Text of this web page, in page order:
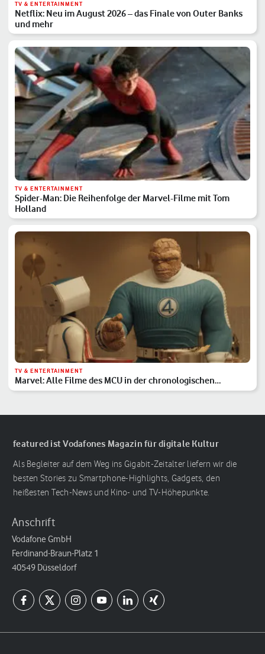
TV & ENTERTAINMENT
Netflix: Neu im August 2026 – das Finale von Outer Banks
und mehr
TV & ENTERTAINMENT
Spider-Man: Die Reihenfolge der Marvel-Filme mit Tom
Holland
TV & ENTERTAINMENT
Marvel: Alle Filme des MCU in der chronologischen
Reihenfolge
featured ist Vodafones Magazin für digitale Kultur
Als Begleiter auf dem Weg ins Gigabit-Zeitalter liefern wir die
besten Stories zu Smartphone-Highlights, Gadgets, den
heißesten Tech-News und Kino- und TV-Höhepunkte.
Anschrift
Vodafone GmbH
Ferdinand-Braun-Platz 1
40549 Düsseldorf